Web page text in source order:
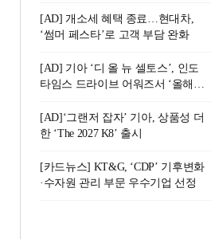
옥
연옥은 고통스
으며, 준비를
아갈 수 있는
말한
르고 원칙으
한 자서전을
워하지 않는
한 믿음이 어
게 만드는지를
의 보고로 평
회장은 “인생
도 조급해하
터 하나 하나
라”고 조언한
조차 성공의
[AD] 개소세 혜택 종료…현대차,
‘썸머 페스타’로 고객 부담 완화
[AD] 기아 ‘디 올 뉴 셀토스’, 인도
타임스 드라이브 어워즈서 ‘올해의
[AD]‘그랜저 잡자’ 기아, 상품성 더
한 ‘The 2027 K8’ 출시
[카드뉴스] KT&G, ‘CDP’ 기후변화
·수자원 관리 부문 우수기업 선정